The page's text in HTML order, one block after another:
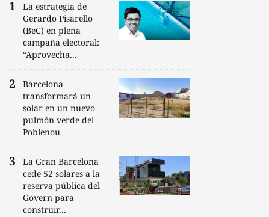
La estrategia de
Gerardo Pisarello
(BeC) en plena
campaña electoral:
“Aprovecha...
Barcelona
transformará un
solar en un nuevo
pulmón verde del
Poblenou
La Gran Barcelona
cede 52 solares a la
reserva pública del
Govern para
construir...